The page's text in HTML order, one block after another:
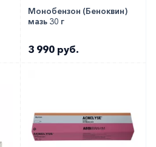
Монобензон (Беноквин)
мазь 30 г
3 990 руб.